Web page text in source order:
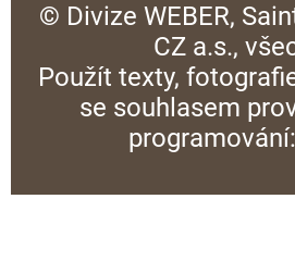
© Divize WEBER,
CZ a.s.,
Použít texty,
se souhlasem
programování: